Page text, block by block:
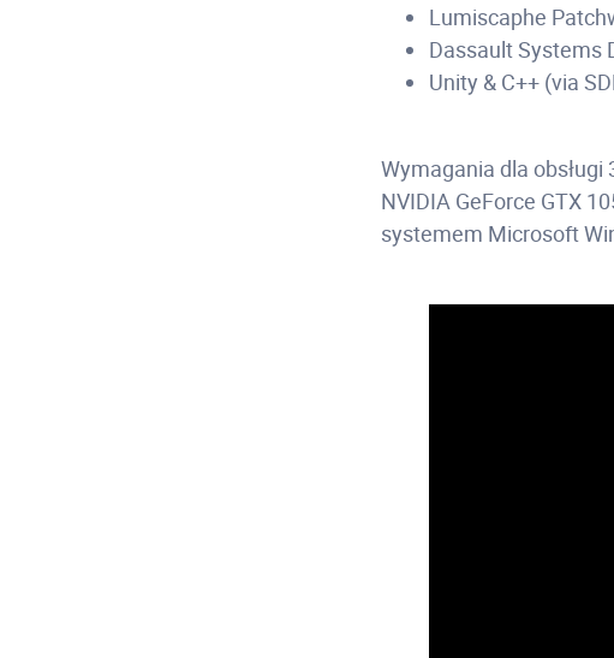
Lumiscaphe
Dassault Systems
Unity & C++ (via
Wymagania dla
NVIDIA GeForce GTX
systemem Microsoft